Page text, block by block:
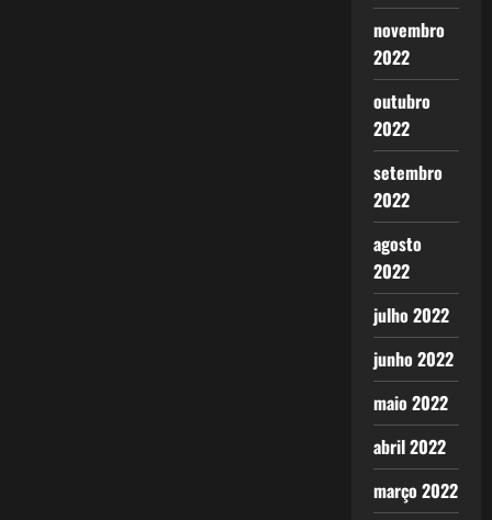
novembro
2022
outubro
2022
setembro
2022
agosto
2022
julho 2022
junho 2022
maio 2022
abril 2022
março 2022